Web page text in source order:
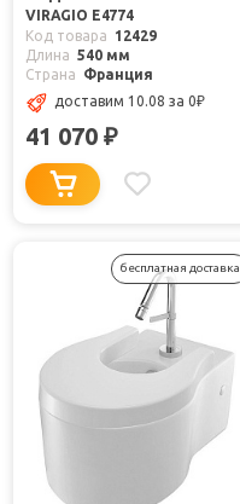
VIRAGIO E4774
Код товара
12429
Длина 540 мм
Страна
Франция
доставим 10.08 за 0₽
41 070 ₽
бесплатная доставка